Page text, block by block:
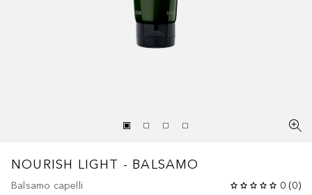
NOURISH LIGHT - BALSAMO
Balsamo capelli 0 (0)